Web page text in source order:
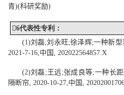
青)(科研奖励)
6代表性专利：
(1)刘磊;刘永旺;徐泽辉;一种新型
2021-7-16, 中国 , 202022564857.X
(2)刘磊;王远;张成良等;一种长
隔断帘 , 2020-10-27, 中国 ,